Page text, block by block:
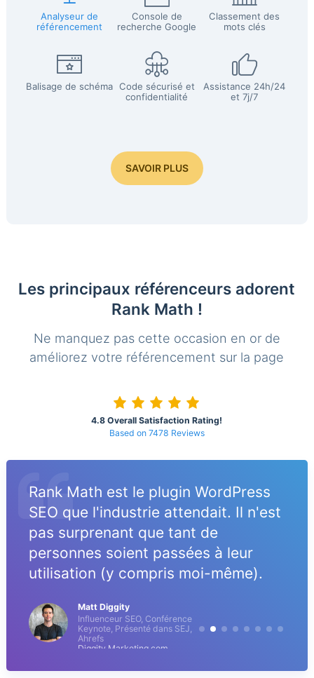
Analyseur de
référencement
Console de
recherche Google
Classement des
mots clés
Balisage de schéma Code sécurisé et
confidentialité
Assistance 24h/24
et 7j/7
SAVOIR PLUS
Les principaux référenceurs adorent
Rank Math !
Ne manquez pas cette occasion en or de
améliorez votre référencement sur la page
4.8 Overall Satisfaction Rating!
Based on 7478 Reviews
Rank Math est le plugin WordPress
SEO que l'industrie attendait. Il n'est
pas surprenant que tant de
personnes soient passées à leur
utilisation (y compris moi-même).
Matt Diggity
Influenceur SEO, Conférence
Keynote, Présenté dans SEJ,
Ahrefs
Diggity Marketing.com